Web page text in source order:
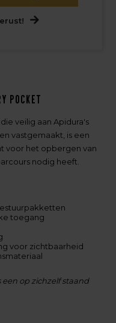
Pocket
veilig aan Apidura's
vastgemaakt, is een
voor het opbergen van
nodig heeft.
toegang
voor zichtbaarheid
op zichzelf staand